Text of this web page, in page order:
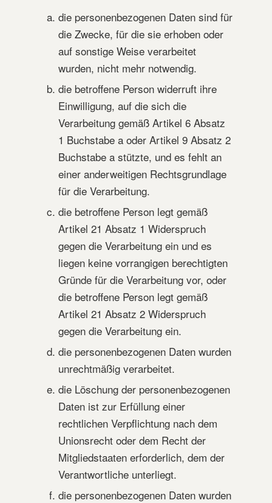
die personenbezogenen Daten sind für
die Zwecke, für die sie erhoben oder
auf sonstige Weise verarbeitet
wurden, nicht mehr notwendig.
die betroffene Person widerruft ihre
Einwilligung, auf die sich die
Verarbeitung gemäß Artikel 6 Absatz
1 Buchstabe a oder Artikel 9 Absatz 2
Buchstabe a stützte, und es fehlt an
einer anderweitigen Rechtsgrundlage
für die Verarbeitung.
die betroffene Person legt gemäß
Artikel 21 Absatz 1 Widerspruch
gegen die Verarbeitung ein und es
liegen keine vorrangigen berechtigten
Gründe für die Verarbeitung vor, oder
die betroffene Person legt gemäß
Artikel 21 Absatz 2 Widerspruch
gegen die Verarbeitung ein.
die personenbezogenen Daten wurden
unrechtmäßig verarbeitet.
die Löschung der personenbezogenen
Daten ist zur Erfüllung einer
rechtlichen Verpflichtung nach dem
Unionsrecht oder dem Recht der
Mitgliedstaaten erforderlich, dem der
Verantwortliche unterliegt.
die personenbezogenen Daten wurden